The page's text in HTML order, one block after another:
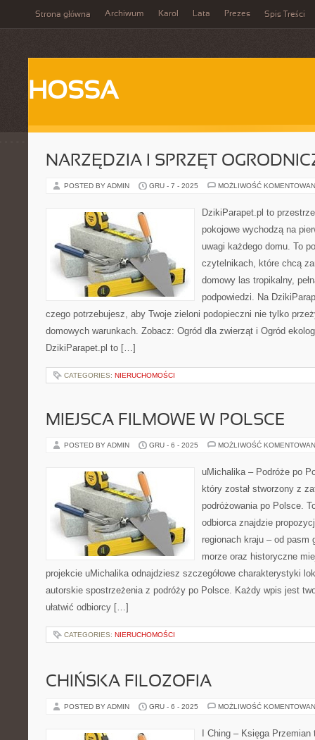
Strona główna Archiwum Karol Lata Prezes Spis Treści
HOSSA
NARZĘDZIA I SPRZĘT
POSTED BY ADMIN GRU - 7 - 2025 MOŻLIWOŚĆ
DzikiParapet.pl to
pokojowe wychodzą na
uwagi każdego domu. To
czytelnikach, które chcą
domowy las tropikalny,
podpowiedzi. Na
czego potrzebujesz, aby Twoje zieloni podopieczni nie tylko
domowych warunkach. Zobacz: Ogród dla zwierząt i Ogród
DzikiParapet.pl to […]
CATEGORIES: NIERUCHOMOŚCI
MIEJSCA FILMOWE W POLSCE
POSTED BY ADMIN GRU - 6 - 2025 MOŻLIWOŚĆ
uMichalika – Podróże po
który został stworzony z
podróżowania po Polsce.
odbiorca znajdzie
regionach kraju – od pasm
morze oraz historyczne
projekcie uMichalika odnajdziesz szczegółowe charakterystyki
autorskie spostrzeżenia z podróży po Polsce. Każdy wpis jest
ułatwić odbiorcy […]
CATEGORIES: NIERUCHOMOŚCI
CHIŃSKA FILOZOFIA
POSTED BY ADMIN GRU - 6 - 2025 MOŻLIWOŚĆ
I Ching – Księga